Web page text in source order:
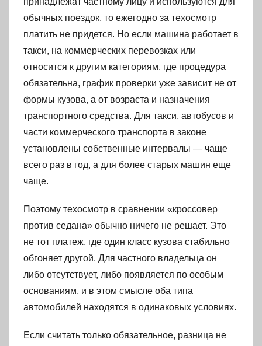
обычных поездок, то ежегодно за техосмотр
платить не придется. Но если машина работает в
такси, на коммерческих перевозках или
относится к другим категориям, где процедура
обязательна, график проверки уже зависит не от
формы кузова, а от возраста и назначения
транспортного средства. Для такси, автобусов и
части коммерческого транспорта в законе
установлены собственные интервалы — чаще
всего раз в год, а для более старых машин еще
чаще.
Поэтому техосмотр в сравнении «кроссовер
против седана» обычно ничего не решает. Это
не тот платеж, где один класс кузова стабильно
обгоняет другой. Для частного владельца он
либо отсутствует, либо появляется по особым
основаниям, и в этом смысле оба типа
автомобилей находятся в одинаковых условиях.
Если считать только обязательное, разница не